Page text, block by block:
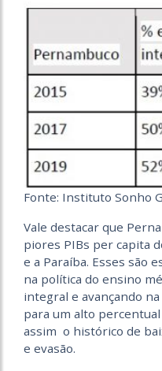
Fonte: Instituto Sonho
Vale destacar que
piores PIBs per capita
e a Paraíba. Esses são
na política do ensino
integral e avançando
para um alto
assim o histórico de
e evasão.